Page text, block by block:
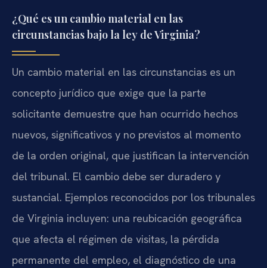
¿Qué es un cambio material en las
circunstancias bajo la ley de Virginia?
Un cambio material en las circunstancias es un
concepto jurídico que exige que la parte
solicitante demuestre que han ocurrido hechos
nuevos, significativos y no previstos al momento
de la orden original, que justifican la intervención
del tribunal. El cambio debe ser duradero y
sustancial. Ejemplos reconocidos por los tribunales
de Virginia incluyen: una reubicación geográfica
que afecta el régimen de visitas, la pérdida
permanente del empleo, el diagnóstico de una